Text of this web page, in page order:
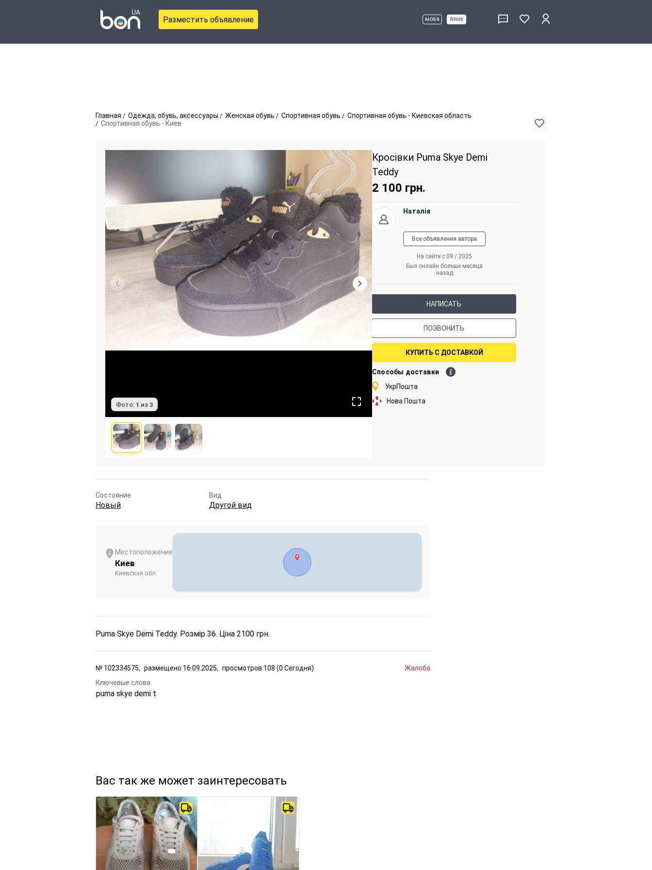
Разместить объявление мова язык
Главная Одежда, обувь, аксессуары Женская обувь Спортивная обувь
Спортивная обувь - Киевская область
Спортивная обувь - Киев
Фото: 1 из 3
Кросівки Puma Skye Demi
Teddy
2 100 грн.
Наталія
Все объявления автора
На сайте с 09 / 2025
Был онлайн больше месяца
назад
НАПИСАТЬ
ПОЗВОНИТЬ
КУПИТЬ С ДОСТАВКОЙ
Способы доставки
УкрПошта
Нова Пошта
Состояние
Новый
Вид
Другой вид
Местоположение
Киев
Киевская обл.
Puma Skye Demi Teddy. Розмір 36. Ціна 2100 грн.
№ 102334575, размещено 16.09.2025, просмотров 108 (0 Сегодня)
Жалоба
Ключевые слова
puma skye demi t
Вас так же может заинтересовать